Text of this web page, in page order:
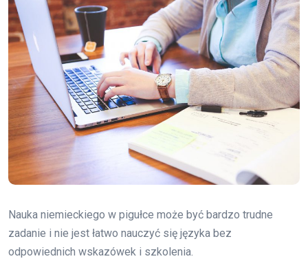
Nauka niemieckiego w pigułce może być bardzo trudne
zadanie i nie jest łatwo nauczyć się języka bez
odpowiednich wskazówek i szkolenia.